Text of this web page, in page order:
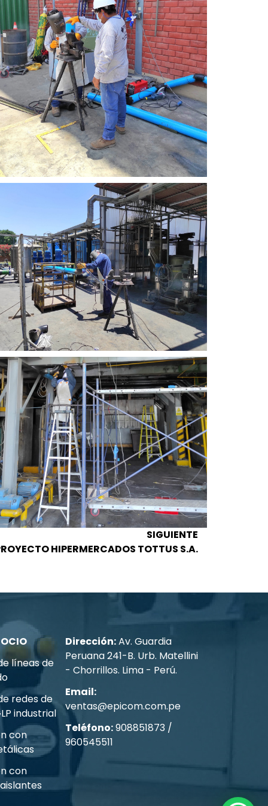
SIGUIENTE
HIPERMERCADOS TOTTUS S.A.
líneas de
redes de
industrial
con
con
Dirección:Av. Guardia
Peruana 241-B. Urb. Matellini
- Chorrillos. Lima - Perú.
Email:
ventas@epicom.com.pe
Teléfono:908851873 /
960545511